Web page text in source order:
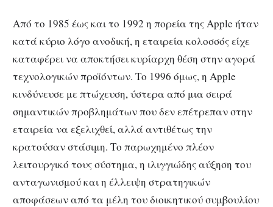
Από το 1985 έως και το 1992 η πορεία της Apple ήταν
κατά κύριο λόγο ανοδική, η εταιρεία κολοσσός είχε
καταφέρει να αποκτήσει κυρίαρχη θέση στην αγορά
τεχνολογικών προϊόντων. Το 1996 όμως, η Apple
κινδύνευσε με πτώχευση, ύστερα από μια σειρά
σημαντικών προβλημάτων που δεν επέτρεπαν στην
εταιρεία να εξελιχθεί, αλλά αντιθέτως την
κρατούσαν στάσιμη. Το παρωχημένο πλέον
λειτουργικό τους σύστημα, η ιλιγγιώδης αύξηση του
ανταγωνισμού και η έλλειψη στρατηγικών
αποφάσεων από τα μέλη του διοικητικού συμβουλίου